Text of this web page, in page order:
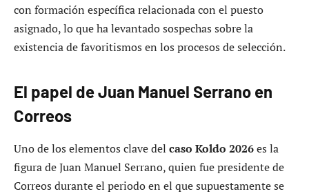
con formación específica relacionada con el puesto
asignado, lo que ha levantado sospechas sobre la
existencia de favoritismos en los procesos de selección.
El papel de Juan Manuel Serrano en
Correos
Uno de los elementos clave del caso Koldo 2026es la
figura de Juan Manuel Serrano, quien fue presidente de
Correos durante el periodo en el que supuestamente se